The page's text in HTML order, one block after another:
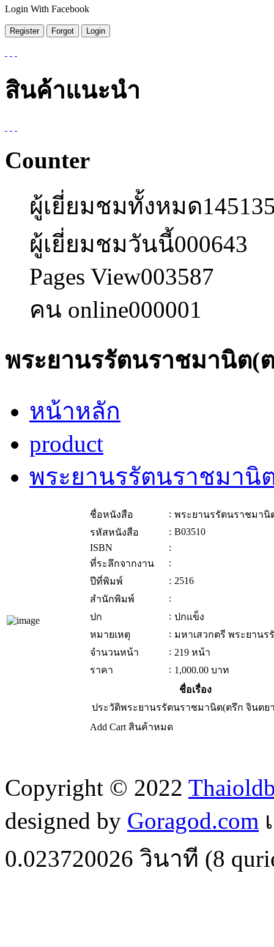
Login With Facebook
สินค้าแนะนำ
Counter
ผู้เยี่ยมชมทั้งหมด
ผู้เยี่ยมชมวันนี้000643
Pages View003587
คน online000001
พระยานรรัตนราชมานิต(
หน้าหลัก
product
พระยานรรัตนราชมานิ
ชื่อหนังสือ : พระยานรรัตนราชมานิ
รหัสหนังสือ
: B03510
ISBN
:
ที่ระลึกจากงาน
:
ปีที่พิมพ์
: 2516
สำนักพิมพ์
:
ปก
: ปกแข็ง
หมายเหตุ
: มหาเสวกตรี พระยาน
จำนวนหน้า
: 219 หน้า
ราคา
: 1,000.00 บาท
ชื่อเรื่อง
ประวัติพระยานรรัตนราชมานิต(ตรึก จินตย
Add Cart สินค้าหมด
Copyright © 2022
designed by Goragod.com
0.023720026 วินาที (8